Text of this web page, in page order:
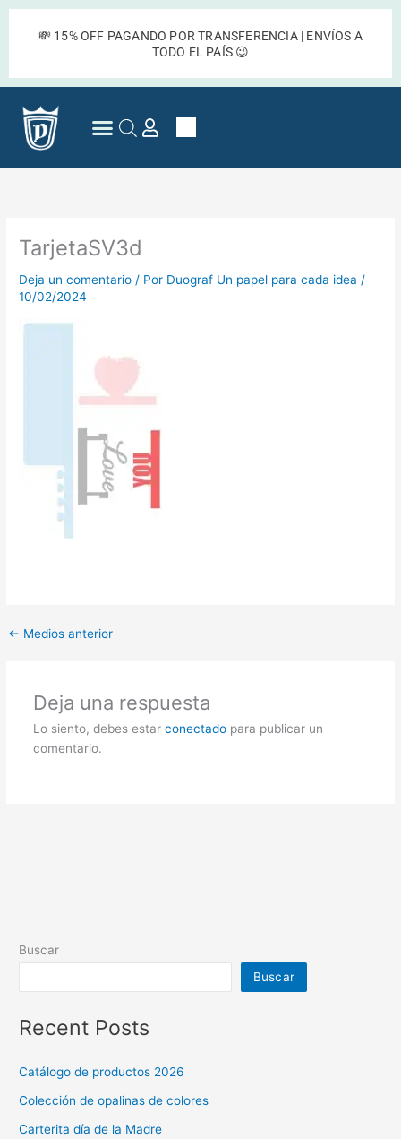
💸 15% OFF PAGANDO POR TRANSFERENCIA | ENVÍOS A
TODO EL PAÍS 😉
Cart
TarjetaSV3d
Deja un comentario / Por Duograf Un papel para cada idea /
10/02/2024
← Medios anterior
Deja una respuesta
Lo siento, debes estar conectadopara publicar un
comentario.
Buscar
Buscar
Recent Posts
Catálogo de productos 2026
Colección de opalinas de colores
Carterita día de la Madre